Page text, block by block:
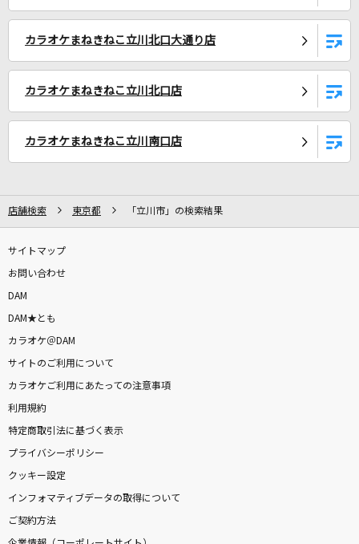
[生音]別れの予感
テレサ・テン
トイレの神様
[生音]オリビアを聴きながら
[生音]薔薇の雨
北原ミレイ
Butter-Fly
もっと見る
DAMの新曲・ランキングなど
DAMに会員登録・ログインして
カラオケまねきねこ立川北口大通り店
カラオケまねきねこ立川北口店
カラオケまねきねこ立川南口店
店舗検索 東京都 「立川市」の検索結果
サイトマップ
お問い合わせ
DAM
DAM★とも
カラオケ＠DAM
サイトのご利用について
カラオケご利用にあたっての注意事項
利用規約
特定商取引法に基づく表示
プライバシーポリシー
クッキー設定
インフォマティブデータの取得について
ご契約方法